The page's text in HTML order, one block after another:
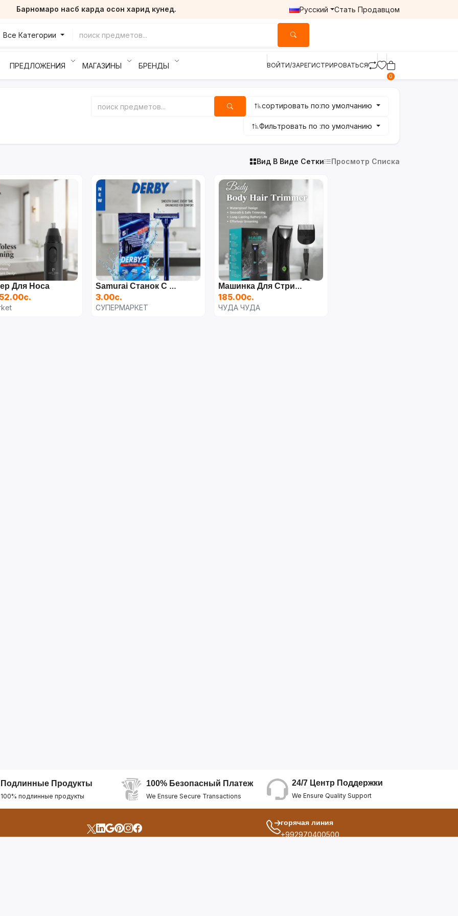
Барномаро насб карда осон харид кунед. Русский Стать Продавцом
Все Категории
ПРЕДЛОЖЕНИЯ МАГАЗИНЫ БРЕНДЫ ВОЙТИ/ЗАРЕГИСТРИРОВАТЬСЯ
0
сортировать по:по умолчанию
Фильтровать по :по умолчанию
Вид В Виде Сетки Просмотр Списка
Для Носа
52.00с.
Samurai Станок С Двойным Лезвием
3.00с.
СУПЕРМАРКЕТ
Машинка Для Стрижки
185.00с.
ЧУДА ЧУДА
Подлинные Продукты
100% подлинные продукты
100% Безопасный Платеж
We Ensure Secure Transactions
24/7 Центр Поддержки
We Ensure Quality Support
горячая линия
+992970400500